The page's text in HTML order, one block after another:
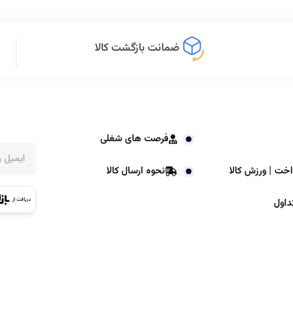
ضمانت بازگشت کالا
فرصت های شغلی
| ورزش کالا نحوه ارسال کالا